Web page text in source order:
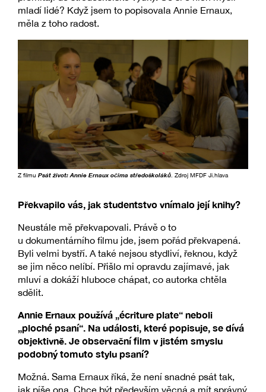
mladí lidé? Když jsem to popisovala Annie Ernaux,
měla z toho radost.
Z filmu Psát život: Annie Ernaux očima středoškoláků . Zdroj MFDF Ji.hlava
Překvapilo vás, jak studentstvo vnímalo její knihy?
Neustále mě překvapovali. Právě o to
u dokumentárního filmu jde, jsem pořád překvapená.
Byli velmi bystří. A také nejsou stydliví, řeknou, když
se jim něco nelíbí. Přišlo mi opravdu zajímavé, jak
mluví a dokáží hluboce chápat, co autorka chtěla
sdělit.
Annie Ernaux používá „écriture plate“ neboli
„ploché psaní“. Na události, které popisuje, se dívá
objektivně. Je observační film v jistém smyslu
podobný tomuto stylu psaní?
Možná. Sama Ernaux říká, že není snadné psát tak,
jak píše ona. Chce být především věcná a mít správný